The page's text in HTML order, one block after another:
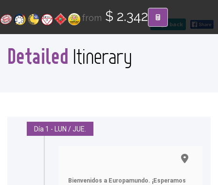
go back
from $ 2.342
Detailed Itinerary
Día 1 - LUN / JUE.
Bienvenidos a Europamundo. ¡Esperamos